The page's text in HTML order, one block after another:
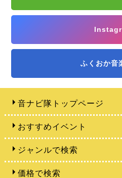
ふくおか音
音ナビ隊トップページ
おすすめイベント
ジャンルで検索
価格で検索